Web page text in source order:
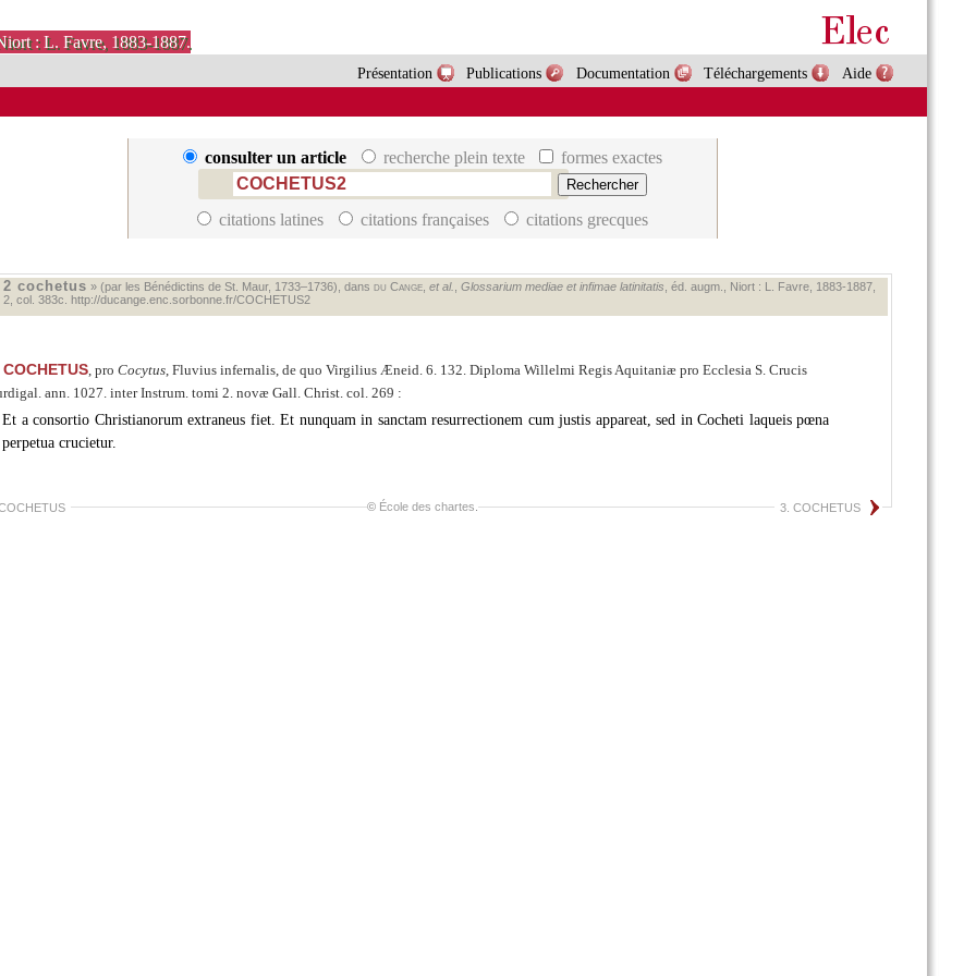
: L. Favre, 1883-1887.
Aide
Téléchargements
Documentation
Publications
Présentation
consulter un article recherche plein texte formes exactes
citations latines citations françaises citations grecques
2 cochetus » (par les Bénédictins de St. Maur, 1733–1736), dans du Cange, et al. Glossarium mediae et infimae latinitatis , éd. augm., Niort : L. Favre, 1883‑1887,
2, col. 383c.
http://ducange.enc.sorbonne.fr/COCHETUS2
, pro Cocytus, Fluvius infernalis, de quo Virgilius Æneid. 6. 132. Diploma Willelmi Regis Aquitaniæ pro Ecclesia S. Crucis
ann. 1027. inter Instrum. tomi 2. novæ Gall. Christ. col. 269 :
Et a consortio Christianorum extraneus fiet. Et nunquam in sanctam resurrectionem cum justis appareat, sed in Cocheti laqueis pœna
perpetua crucietur.
3. COCHETUS
© École des chartes.